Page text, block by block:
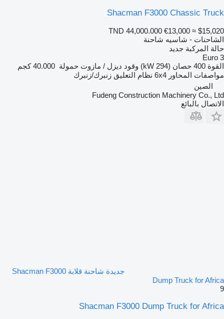
Shacman F3000 Chassic Truck
TND 44,000.000 €13,000 ≈ $15,020
الشاحنات - شاسيه شاحنة
حالة المركبة جديد
Euro 3
القوة 400 حصان (294 kW) وقود ديزل / مازوت حمولة 40.000 كجم
مواصفات المحاور 6x4 نظام التعليق زنبرك/زنبرك
الصين
Fudeng Construction Machinery Co., Ltd
الاتصال بالبائع
جديدة شاحنة قلابة Shacman F3000
Dump Truck for Africa
9
Shacman F3000 Dump Truck for Africa